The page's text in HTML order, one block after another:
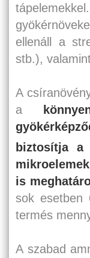
ellenáll a
stb.),
A
a
biztosítja a
is
sok esetben
termés
A szabad